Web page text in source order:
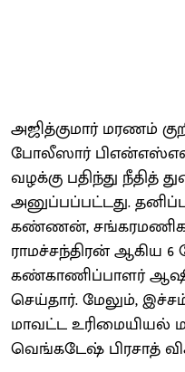
அஜித்குமார் மரணம்
போலீஸார் பிஎன்எஸ்எஸ்
வழக்கு பதிந்து நீதித்
அனுப்பப்பட்டது.
கண்ணன்,
ராமச்சந்திரன் ஆகிய
கண்காணிப்பாளர்
செய்தார். மேலும்,
மாவட்ட உரிமையியல்
வெங்கடேஷ் பிரசாத்